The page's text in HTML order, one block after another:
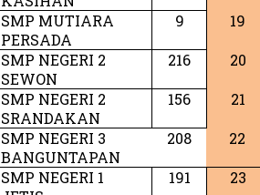
SMP MUTIARA
PERSADA
9 19
SMP NEGERI 2
SEWON
216 20
SMP NEGERI 2
SRANDAKAN
156 21
SMP NEGERI 3
BANGUNTAPAN
208 22
SMP NEGERI 1
191 23